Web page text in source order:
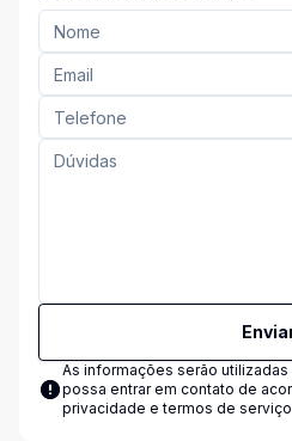
As informações serão
possa entrar em contato de
privacidade e termos de serviço